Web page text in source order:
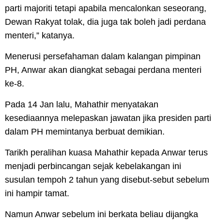
parti majoriti tetapi apabila mencalonkan seseorang,
Dewan Rakyat tolak, dia juga tak boleh jadi perdana
menteri,” katanya.
Menerusi persefahaman dalam kalangan pimpinan
PH, Anwar akan diangkat sebagai perdana menteri
ke-8.
Pada 14 Jan lalu, Mahathir menyatakan
kesediaannya melepaskan jawatan jika presiden parti
dalam PH memintanya berbuat demikian.
Tarikh peralihan kuasa Mahathir kepada Anwar terus
menjadi perbincangan sejak kebelakangan ini
susulan tempoh 2 tahun yang disebut-sebut sebelum
ini hampir tamat.
Namun Anwar sebelum ini berkata beliau dijangka